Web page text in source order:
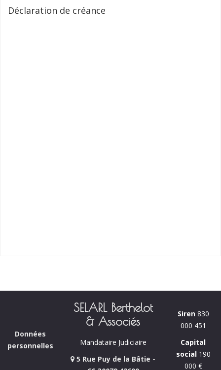
Déclaration de créance
Données
personnelles
SELARL Berthelot
& Associés
Mandataire Judiciaire
5 Rue Puy de la Bâtie -
Siren830
000 451
Capital
social190
000 €